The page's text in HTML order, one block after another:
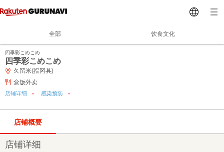
全部 饮食文化
四季彩こめこめ
四季彩こめこめ
久留米(福冈县)
盒饭外卖
店铺详细 感染预防
店铺概要
店铺详细